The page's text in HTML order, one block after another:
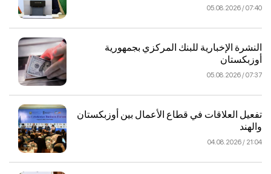
07:40 / 05.08.2026
النشرة الإخبارية للبنك المركزي بجمهورية
أوزبكستان
07:37 / 05.08.2026
تفعيل العلاقات في قطاع الأعمال بين أوزبكستان
والهند
21:04 / 04.08.2026